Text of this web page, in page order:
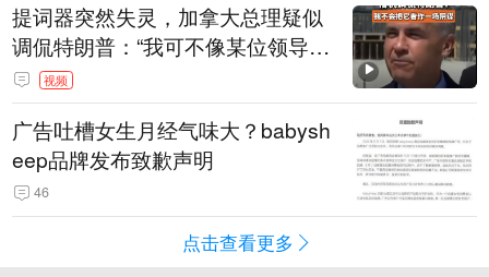
提词器突然失灵，加拿大总理疑似
调侃特朗普：“我可不像某位领导
人，把这当成一场阴谋”，全场哄笑
视频
广告吐槽女生月经气味大？babysh
eep品牌发布致歉声明
46
点击查看更多